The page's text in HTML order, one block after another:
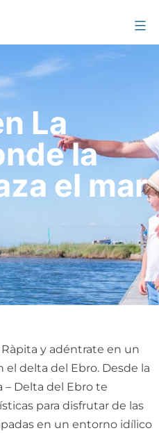
La
la
el mar
y adéntrate en un
delta del Ebro. Desde la
– Delta del Ebro te
para disfrutar de las
en un entorno idílico